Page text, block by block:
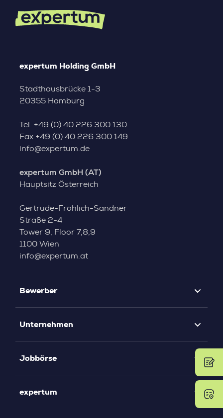
expertum Holding GmbH
Stadthausbrücke 1-3
20355 Hamburg
Tel. +49 (0) 40 226 300 130
Fax +49 (0) 40 226 300 149
info@expertum.de
expertum GmbH (AT)
Hauptsitz Österreich
Gertrude-Fröhlich-Sandner
Straße 2-4
Tower 9, Floor 7,8,9
1100 Wien
info@expertum.at
Bewerber
Unternehmen
Jobbörse
expertum